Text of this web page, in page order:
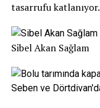
tasarrufu katlanıyor.
Sibel Akan Sağlam